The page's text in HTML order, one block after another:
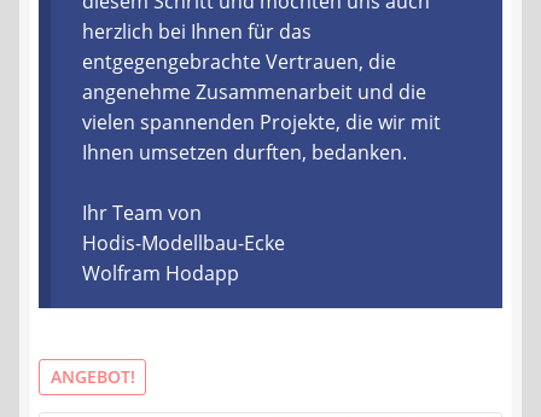
Batterien- und Akku Verordnung
Elektro- und Elektronikgeräte Verordnung
Vereine & Foren
Kontakt
AGB
herzlich bei Ihnen für das
entgegengebrachte Vertrauen, die
angenehme Zusammenarbeit und die
vielen spannenden Projekte, die wir mit
Ihnen umsetzen durften, bedanken.
Ihr Team von
Hodis-Modellbau-Ecke
Wolfram Hodapp
ANGEBOT!